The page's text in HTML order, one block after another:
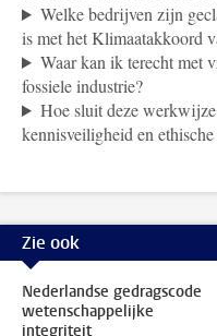
Welke bedrijven zijn
is met het Klimaatakkoord
Waar kan ik terecht met
fossiele industrie?
Hoe sluit deze
kennisveiligheid en
Zie ook
Nederlandse gedragscode
wetenschappelijke
integriteit